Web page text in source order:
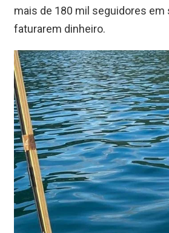
mais de 180 mil seguidores
faturarem dinheiro.